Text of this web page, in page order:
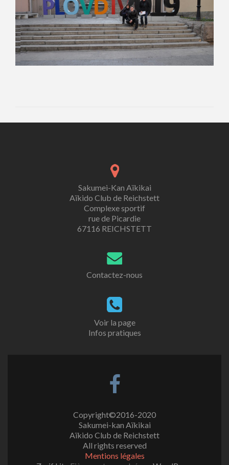
Sakumei-Kan Aïkikai
Aïkido Club de Reichstett
Complexe sportif
rue de Picardie
67116 REICHSTETT
Contactez-nous
Voir la page
Infos pratiques
Copyright©2016-2020
Sakumei-kan Aïkikai
Aïkido Club de Reichstett
All rights reserved
Mentions légales